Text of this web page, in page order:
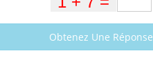
Obtenez Une Réponse